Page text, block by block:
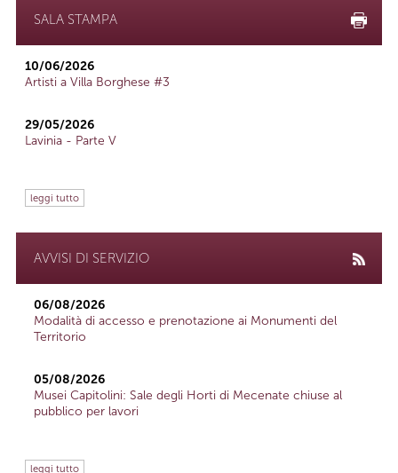
SALA STAMPA
10/06/2026
Artisti a Villa Borghese #3
29/05/2026
Lavinia - Parte V
leggi tutto
AVVISI DI SERVIZIO
06/08/2026
Modalità di accesso e prenotazione ai Monumenti del
Territorio
05/08/2026
Musei Capitolini: Sale degli Horti di Mecenate chiuse al
pubblico per lavori
leggi tutto